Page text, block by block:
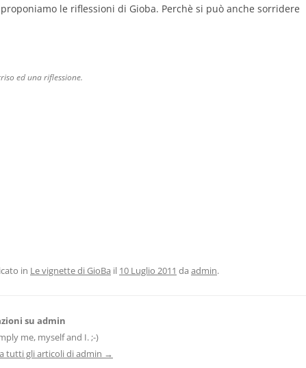
le riflessioni di Gioba. Perchè si può anche sorridere
ed una riflessione.
in Le vignette di GioBa il 10 Luglio 2011 da admin.
su admin
me, myself and I. ;-)
tutti gli articoli di admin →